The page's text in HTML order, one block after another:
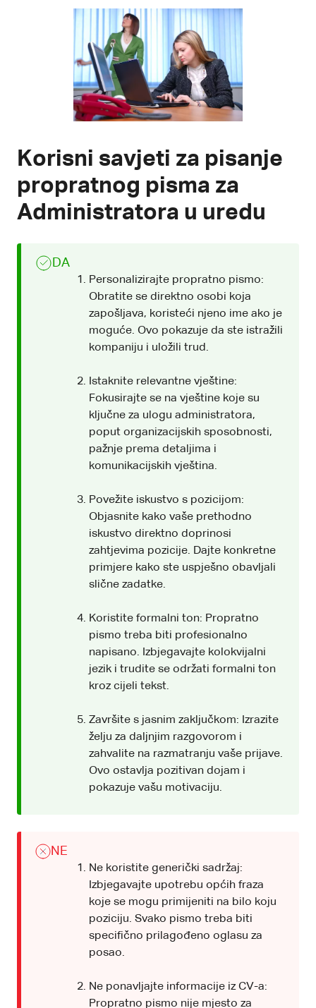
Korisni savjeti za pisanje
propratnog pisma za
Administratora u uredu
DA
Personalizirajte propratno pismo:
Obratite se direktno osobi koja
zapošljava, koristeći njeno ime ako je
moguće. Ovo pokazuje da ste istražili
kompaniju i uložili trud.
Istaknite relevantne vještine:
Fokusirajte se na vještine koje su
ključne za ulogu administratora,
poput organizacijskih sposobnosti,
pažnje prema detaljima i
komunikacijskih vještina.
Povežite iskustvo s pozicijom:
Objasnite kako vaše prethodno
iskustvo direktno doprinosi
zahtjevima pozicije. Dajte konkretne
primjere kako ste uspješno obavljali
slične zadatke.
Koristite formalni ton: Propratno
pismo treba biti profesionalno
napisano. Izbjegavajte kolokvijalni
jezik i trudite se održati formalni ton
kroz cijeli tekst.
Završite s jasnim zaključkom: Izrazite
želju za daljnjim razgovorom i
zahvalite na razmatranju vaše prijave.
Ovo ostavlja pozitivan dojam i
pokazuje vašu motivaciju.
NE
Ne koristite generički sadržaj:
Izbjegavajte upotrebu općih fraza
koje se mogu primijeniti na bilo koju
poziciju. Svako pismo treba biti
specifično prilagođeno oglasu za
posao.
Ne ponavljajte informacije iz CV-a:
Propratno pismo nije mjesto za